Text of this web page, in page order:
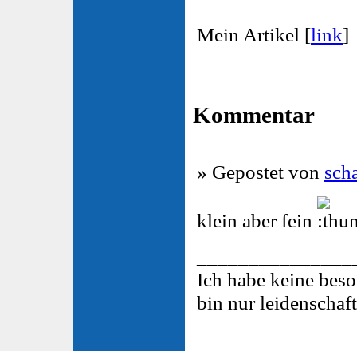
Mein Artikel [link]
Kommentar
» Gepostet von
klein aber fein
Ich habe keine
bin nur